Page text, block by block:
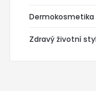
Dermokosmetika
Zdravý životní